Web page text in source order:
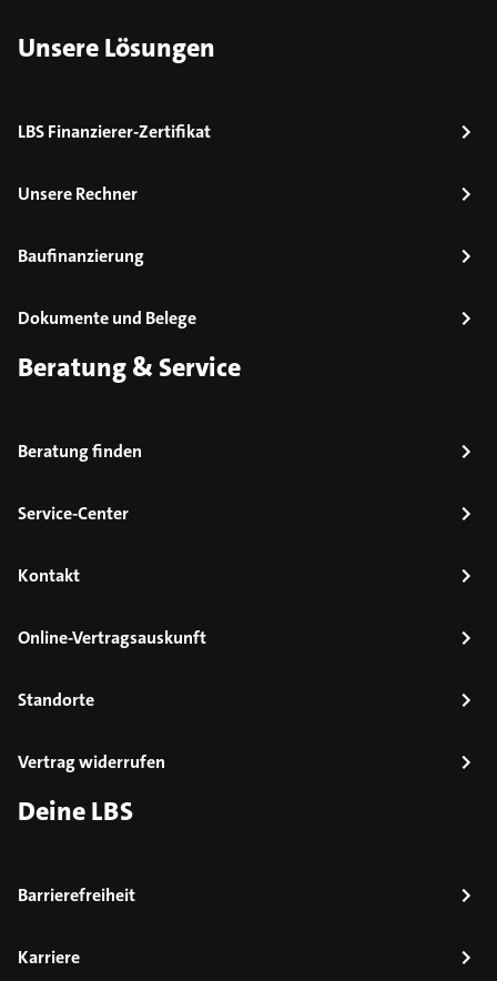
Unsere Lösungen
LBS Finanzierer-Zertifikat
Unsere Rechner
Baufinanzierung
Dokumente und Belege
Beratung & Service
Beratung finden
Service-Center
Kontakt
Online-Vertragsauskunft
Standorte
Vertrag widerrufen
Deine LBS
Barrierefreiheit
Karriere